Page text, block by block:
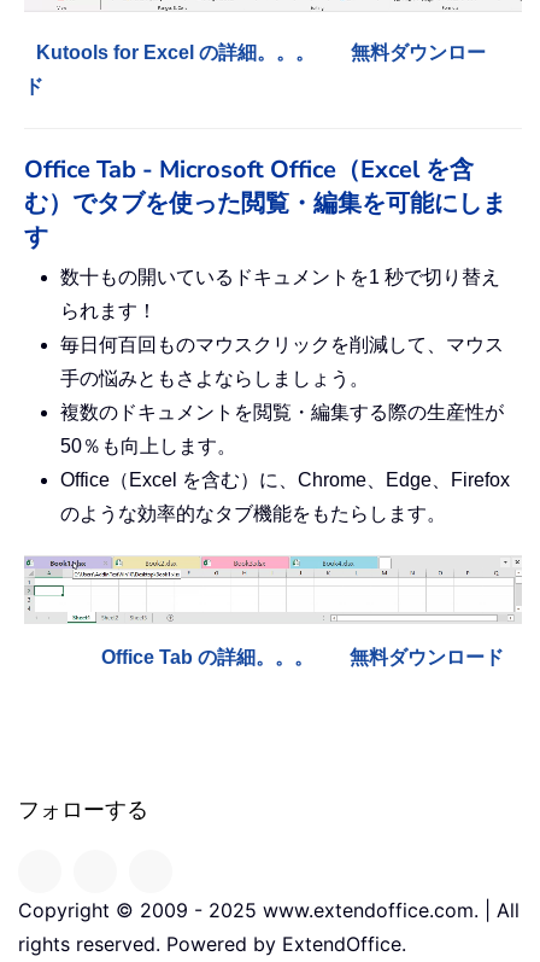
Kutools for Excel の詳細。。。
無料ダウンロー
ド
Office Tab - Microsoft Office（Excel を含
む）でタブを使った閲覧・編集を可能にしま
す
数十もの開いているドキュメントを1 秒で切り替え
られます！
毎日何百回ものマウスクリックを削減して、マウス
手の悩みともさよならしましょう。
複数のドキュメントを閲覧・編集する際の生産性が
50％も向上します。
Office（Excel を含む）に、Chrome、Edge、Firefox
のような効率的なタブ機能をもたらします。
Office Tab の詳細。。。 無料ダウンロード
フォローする
Copyright © 2009 - 2025 www.extendoffice.com. | All
rights reserved. Powered by ExtendOffice.